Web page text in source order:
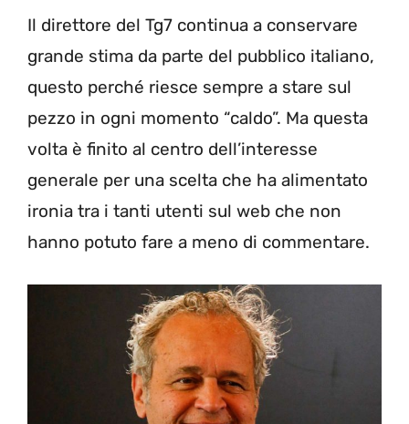
Il direttore del Tg7 continua a conservare
grande stima da parte del pubblico italiano,
questo perché riesce sempre a stare sul
pezzo in ogni momento “caldo”. Ma questa
volta è finito al centro dell’interesse
generale per una scelta che ha alimentato
ironia tra i tanti utenti sul web che non
hanno potuto fare a meno di commentare.